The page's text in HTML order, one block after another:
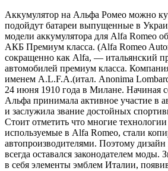
Аккумулятор на Альфа Ромео можно
подойдут батареи выпущенные в
модели аккумулятора для Alfa Romeo
АКБ Премиум класса. (Alfa Romeo
сокращенно как Alfa, — итальянский
автомобилей премиум класса.
именем A.L.F.A.(итал. Anonima
24 июня 1910 года в Милане. Начиная
Альфа принимала активное участие в
и заслужила звание достойных
Стоит отметить что многие
используемые в Alfa Romeo, стали
автопроизводителями. Поэтому
всегда оставался законодателем моды.
в себя элементы эмблем Италии,